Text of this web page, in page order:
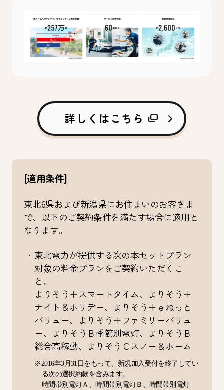
詳しくはこちら
[適用条件]
東北6県および新潟県にお住まいのお客さま
で、以下のご契約条件を満たす場合に適用と
なります。
・東北電力が提供する次の本セットプラン
対象の料金プランをご契約いただくこ
と。
よりそう＋スマートタイム、よりそう＋
ナイト＆ホリデー、よりそう＋ｅねっと
バリュー、よりそう＋ファミリーバリュ
ー、よりそうＢ季節別電灯、よりそうＢ
総合高稼動、よりそうＣスノー＆ホーム
※2016年3月31日をもって、新規加入受付を終了してい
る次の選択約款を含みます。
時間帯別電灯Ａ、時間帯別電灯Ｂ、時間帯別電灯